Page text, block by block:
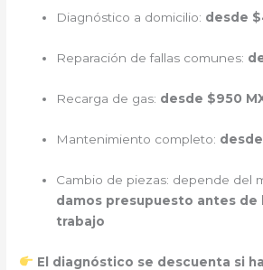
Diagnóstico a domicilio: desde
Reparación de fallas comunes:
Recarga de gas: desde $950
Mantenimiento completo:
Cambio de piezas: depende del
damos presupuesto antes de
trabajo
El diagnóstico se descuenta si